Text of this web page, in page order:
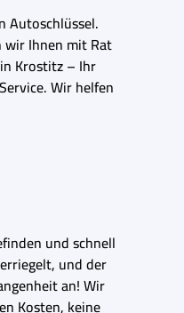
Autoschlüssel.
wir Ihnen mit Rat
Krostitz – Ihr
Wir helfen
und schnell
und der
an! Wir
Kosten, keine